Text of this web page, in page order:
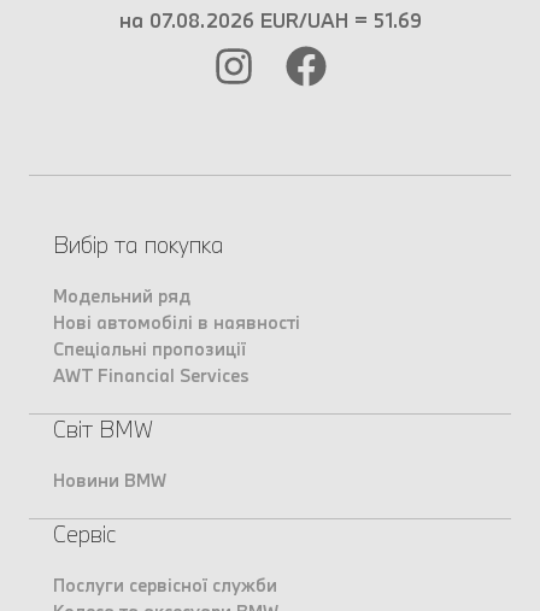
на 07.08.2026 EUR/UAH = 51.69
Вибір та покупка
Модельний ряд
Нові автомобілі в наявності
Спеціальні пропозиції
AWT Financial Services
Світ BMW
Новини BMW
Сервіс
Послуги сервісної служби